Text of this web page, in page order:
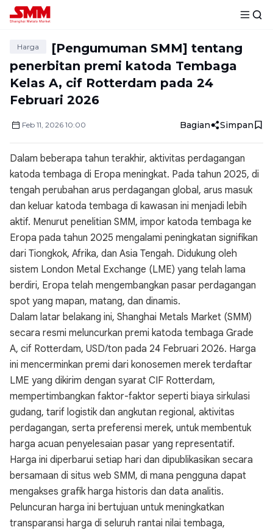
Harga
[Pengumuman SMM] tentang
penerbitan premi katoda Tembaga
Kelas A, cif Rotterdam pada 24
Februari 2026
Feb 11, 2026 10:00 Bagian Simpan
Dalam beberapa tahun terakhir, aktivitas perdagangan
katoda tembaga di Eropa meningkat. Pada tahun 2025, di
tengah perubahan arus perdagangan global, arus masuk
dan keluar katoda tembaga di kawasan ini menjadi lebih
aktif. Menurut penelitian SMM, impor katoda tembaga ke
Eropa pada tahun 2025 mengalami peningkatan signifikan
dari Tiongkok, Afrika, dan Asia Tengah. Didukung oleh
sistem London Metal Exchange (LME) yang telah lama
berdiri, Eropa telah mengembangkan pasar perdagangan
spot yang mapan, matang, dan dinamis.
Dalam latar belakang ini, Shanghai Metals Market (SMM)
secara resmi meluncurkan premi katoda tembaga Grade
A, cif Rotterdam, USD/ton pada 24 Februari 2026. Harga
ini mencerminkan premi dari konosemen merek terdaftar
LME yang dikirim dengan syarat CIF Rotterdam,
mempertimbangkan faktor-faktor seperti biaya sirkulasi
gudang, tarif logistik dan angkutan regional, aktivitas
perdagangan, serta preferensi merek, untuk membentuk
harga acuan penyelesaian pasar yang representatif.
Harga ini diperbarui setiap hari dan dipublikasikan secara
bersamaan di situs web SMM, di mana pengguna dapat
mengakses grafik harga historis dan data analitis.
Peluncuran harga ini bertujuan untuk meningkatkan
transparansi harga di seluruh rantai nilai tembaga,